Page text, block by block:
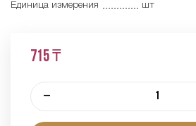
Единица измерения
шт
715 ₸
–